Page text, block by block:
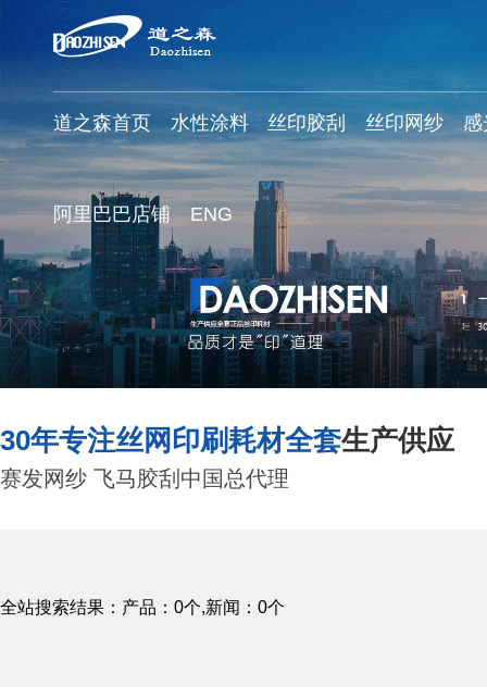
道之森首页 水性涂料 丝印胶刮 丝印网纱 感
阿里巴巴店铺 ENG
30年专注丝网印刷耗材全套生产供应
赛发网纱 飞马胶刮中国总代理
全站搜索结果：产品：0个,新闻：0个